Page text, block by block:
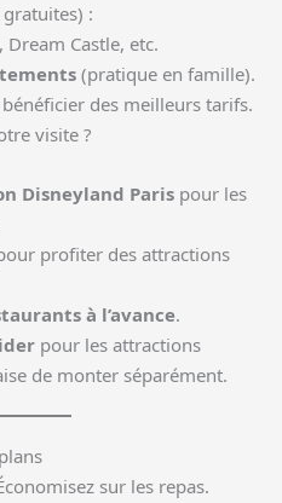
:
Dream Castle, etc.
(pratique en famille).
des meilleurs tarifs.
visite ?
Disneyland Paris pour les
profiter des attractions
à l’avance.
pour les attractions
de monter séparément.
sur les repas.